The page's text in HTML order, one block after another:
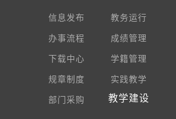
信息发布
办事流程
下载中心
规章制度
部门采购
教务运行
成绩管理
学籍管理
实践教学
教学建设